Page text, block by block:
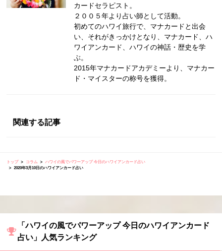
カードセラピスト。
２００５年より占い師として活動。
初めてのハワイ旅行で、マナカードと出会
い、それがきっかけとなり、マナカード、ハ
ワイアンカード、ハワイの神話・歴史を学
ぶ。
2015年マナカードアカデミーより、マナカー
ド・マイスターの称号を獲得。
関連する記事
トップ コラム
ハワイの風でパワーアップ 今日のハワイアンカード占い
2020年3月10日のハワイアンカード占い
「ハワイの風でパワーアップ 今日のハワイアンカード
占い」人気ランキング